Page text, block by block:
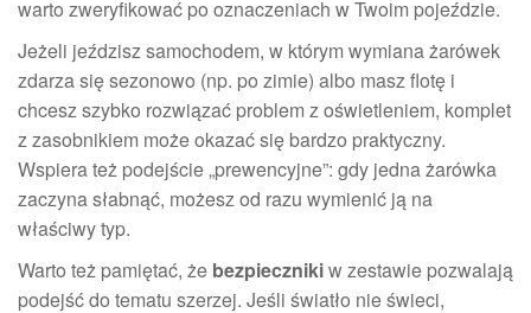
warto zweryfikować po oznaczeniach w Twoim pojeździe.
Jeżeli jeździsz samochodem, w którym wymiana żarówek
zdarza się sezonowo (np. po zimie) albo masz flotę i
chcesz szybko rozwiązać problem z oświetleniem, komplet
z zasobnikiem może okazać się bardzo praktyczny.
Wspiera też podejście „prewencyjne”: gdy jedna żarówka
zaczyna słabnąć, możesz od razu wymienić ją na
właściwy typ.
Warto też pamiętać, że bezpiecznikiw zestawie pozwalają
podejść do tematu szerzej. Jeśli światło nie świeci,